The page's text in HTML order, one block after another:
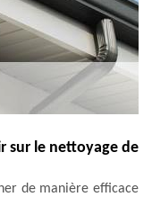
sur le nettoyage de
de manière efficace